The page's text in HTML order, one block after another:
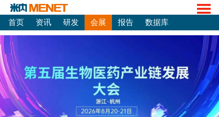
首页 资讯 研发 会展 报告 数据库